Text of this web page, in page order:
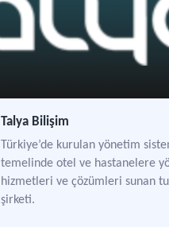
Talya Bilişim
Türkiye’de kurulan yönetim
temelinde otel ve hastanelere
hizmetleri ve çözümleri sunan
şirketi.